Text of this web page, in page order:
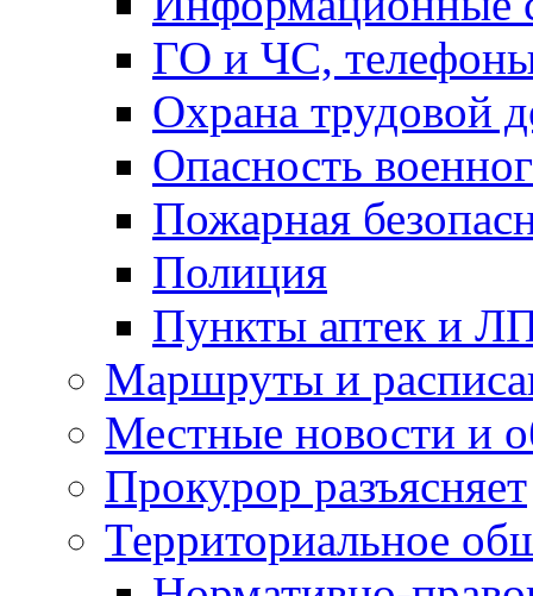
ГО и ЧС,
Охрана трудовой
Опасность
Пожарная
Полиция
Пункты аптек и
Маршруты и
Местные новости и
Прокурор разъясняет
Территориальное